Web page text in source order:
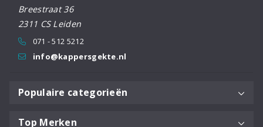
Breestraat 36
2311 CS Leiden
071 - 512 5212
info@kappersgekte.nl
Populaire categorieën
Top Merken